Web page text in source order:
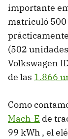
importante
matriculó 500
(502
Volkswagen
de las 1.866
Como
Mach-E de
99 kWh , el